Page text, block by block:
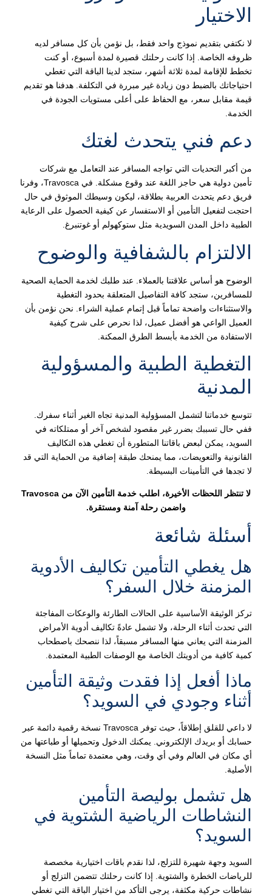
الاختيار
لا نكتفي بتقديم نموذج واحد فقط، بل نؤمن بأن كل مسافر لديه
ظروفه الخاصة. إذا كانت رحلتك قصيرة لمدة أسبوع، أو كنت
تخطط للإقامة لمدة ثلاثة أشهر، ستجد لدينا الباقة التي تغطي
احتياجاتك بالضبط دون زيادة غير مبررة في التكلفة. هدفنا هو تقديم
قيمة مقابل سعر، مع الحفاظ على أعلى مستويات الجودة في
الخدمة.
دعم فني يتحدث لغتك
من أكبر التحديات التي تواجه المسافر عند التعامل مع شركات
تأمين دولية هي حاجز اللغة عند وقوع مشكلة. في Travosca، وفرنا
فريق دعم يتحدث العربية بطلاقة، ليكون وسيطك الموثوق في حال
احتجت لتفعيل التأمين أو الاستفسار عن كيفية الحصول على الرعاية
الطبية داخل المدن السويدية مثل ستوكهولم أو غوتنبرغ.
الالتزام بالشفافية والوضوح
الوضوح هو أساس علاقتنا بالعملاء. عند طلبك لخدمة الحماية الصحية
للمسافرين، ستجد كافة التفاصيل المتعلقة بحدود التغطية
والاستثناءات واضحة تماماً قبل إتمام عملية الشراء. نحن نؤمن بأن
العميل الواعي هو أفضل عميل، لذا نحرص على شرح كيفية
الاستفادة من الخدمة بأبسط الطرق الممكنة.
التغطية الطبية والمسؤولية
المدنية
تتوسع خدماتنا لتشمل المسؤولية المدنية تجاه الغير أثناء سفرك.
ففي حال تسببك بضرر غير مقصود لشخص آخر أو ممتلكاته في
السويد، يمكن لبعض باقاتنا المتطورة أن تغطي هذه التكاليف
القانونية والتعويضات، مما يمنحك طبقة إضافية من الحماية التي قد
لا تجدها في التأمينات البسيطة.
لا تنتظر اللحظات الأخيرة، اطلب خدمة التأمين الآن من Travosca
واضمن رحلة آمنة ومستقرة.
أسئلة شائعة
هل يغطي التأمين تكاليف الأدوية
المزمنة خلال السفر؟
تركز الوثيقة الأساسية على الحالات الطارئة والوعكات المفاجئة
التي تحدث أثناء الرحلة، ولا تشمل عادةً تكاليف أدوية الأمراض
المزمنة التي يعاني منها المسافر مسبقاً، لذا ننصحك باصطحاب
كمية كافية من أدويتك الخاصة مع الوصفات الطبية المعتمدة.
ماذا أفعل إذا فقدت وثيقة التأمين
أثناء وجودي في السويد؟
لا داعي للقلق إطلاقاً، حيث توفر Travosca نسخة رقمية دائمة عبر
حسابك أو بريدك الإلكتروني. يمكنك الدخول وتحميلها أو طباعتها من
أي مكان في العالم وفي أي وقت، وهي معتمدة تماماً مثل النسخة
الأصلية.
هل تشمل بوليصة التأمين
النشاطات الرياضية الشتوية في
السويد؟
السويد وجهة شهيرة للتزلج، لذا نقدم باقات اختيارية مخصصة
للرياضات الخطرة والشتوية. إذا كانت رحلتك تتضمن التزلج أو
نشاطات حركية مكثفة، يرجى التأكد من اختيار الباقة التي تغطي